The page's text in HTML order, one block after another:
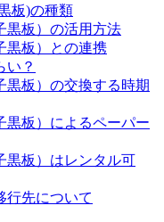
板)の種類
黒板）の活用方法
黒板）との連携
い？
黒板）の交換する時期
黒板）によるペーパー
黒板）はレンタル可
行先について